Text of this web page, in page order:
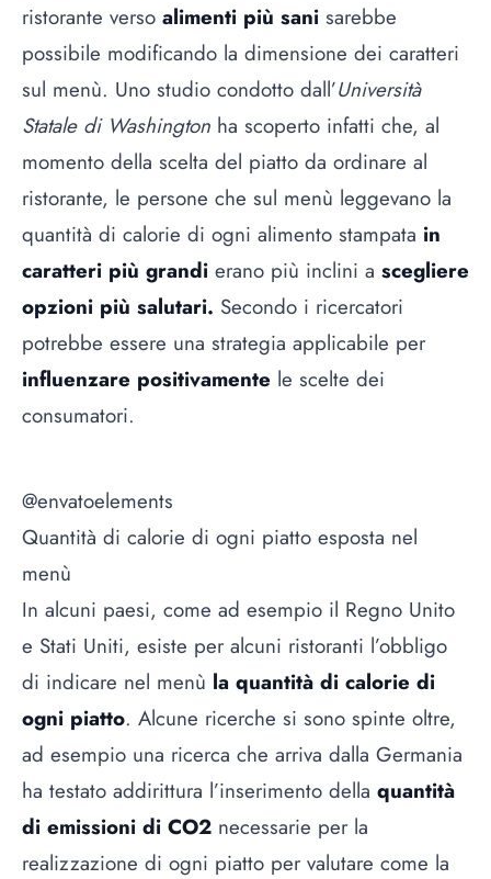
ristorante verso alimenti più sani sarebbe
possibile modificando la dimensione dei caratteri
sul menù. Uno studio condotto dall’Università
Statale di Washington ha scoperto infatti che, al
momento della scelta del piatto da ordinare al
ristorante, le persone che sul menù leggevano la
quantità di calorie di ogni alimento stampata in
caratteri più grandi erano più inclini a scegliere
opzioni più salutari. Secondo i ricercatori
potrebbe essere una strategia applicabile per
influenzare positivamente le scelte dei
consumatori.
@envatoelements
Quantità di calorie di ogni piatto esposta nel
menù
In alcuni paesi, come ad esempio il Regno Unito
e Stati Uniti, esiste per alcuni ristoranti l’obbligo
di indicare nel menù la quantità di calorie di
ogni piatto. Alcune ricerche si sono spinte oltre,
ad esempio una ricerca che arriva dalla Germania
ha testato addirittura l’inserimento della quantità
di emissioni di CO2 necessarie per la
realizzazione di ogni piatto per valutare come la